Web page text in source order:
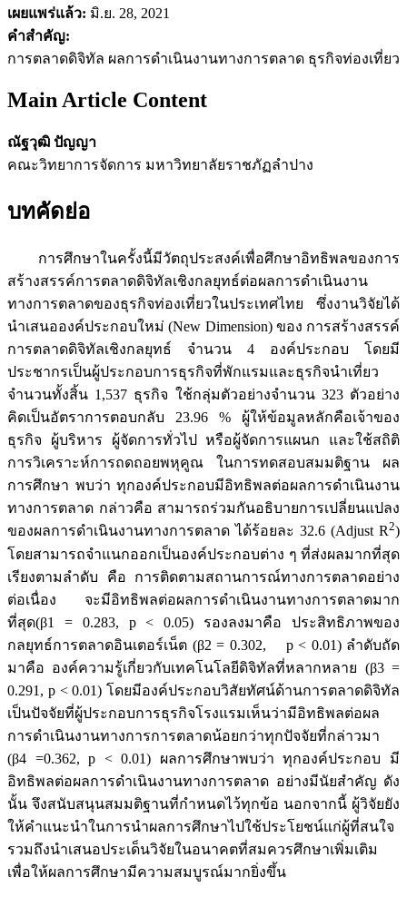
เผยแพร่แล้ว: มิ.ย. 28, 2021
คำสำคัญ:
การตลาดดิจิทัล ผลการดำเนินงานทางการตลาด ธุรกิจท่องเที่ยว
Main Article Content
ณัฐวุฒิ ปัญญา
คณะวิทยาการจัดการ มหาวิทยาลัยราชภัฏลำปาง
บทคัดย่อ
การศึกษาในครั้งนี้มีวัตถุประสงค์เพื่อศึกษาอิทธิพลของการ
สร้างสรรค์การตลาดดิจิทัลเชิงกลยุทธ์ต่อผลการดำเนินงาน
ทางการตลาดของธุรกิจท่องเที่ยวในประเทศไทย ซึ่งงานวิจัยได้
นำเสนอองค์ประกอบใหม่ (New Dimension) ของ การสร้างสรรค์
การตลาดดิจิทัลเชิงกลยุทธ์ จำนวน 4 องค์ประกอบ โดยมี
ประชากรเป็นผู้ประกอบการธุรกิจที่พักแรมและธุรกิจนำเที่ยว
จำนวนทั้งสิ้น 1,537 ธุรกิจ ใช้กลุ่มตัวอย่างจำนวน 323 ตัวอย่าง
คิดเป็นอัตราการตอบกลับ 23.96 % ผู้ให้ข้อมูลหลักคือเจ้าของ
ธุรกิจ ผู้บริหาร ผู้จัดการทั่วไป หรือผู้จัดการแผนก และใช้สถิติ
การวิเคราะห์การถดถอยพหุคูณ ในการทดสอบสมมติฐาน ผล
การศึกษา พบว่า ทุกองค์ประกอบมีอิทธิพลต่อผลการดำเนินงาน
ทางการตลาด กล่าวคือ สามารถร่วมกันอธิบายการเปลี่ยนแปลง
ของผลการดำเนินงานทางการตลาด ได้ร้อยละ 32.6 (Adjust R2)
โดยสามารถจำแนกออกเป็นองค์ประกอบต่าง ๆ ที่ส่งผลมากที่สุด
เรียงตามลำดับ คือ การติดตามสถานการณ์ทางการตลาดอย่าง
ต่อเนื่อง จะมีอิทธิพลต่อผลการดำเนินงานทางการตลาดมาก
ที่สุด(β1 = 0.283, p < 0.05) รองลงมาคือ ประสิทธิภาพของ
กลยุทธ์การตลาดอินเตอร์เน็ต (β2 = 0.302, p < 0.01) ลำดับถัด
มาคือ องค์ความรู้เกี่ยวกับเทคโนโลยีดิจิทัลที่หลากหลาย (β3 =
0.291, p < 0.01) โดยมีองค์ประกอบวิสัยทัศน์ด้านการตลาดดิจิทัล
เป็นปัจจัยที่ผู้ประกอบการธุรกิจโรงแรมเห็นว่ามีอิทธิพลต่อผล
การดำเนินงานทางการการตลาดน้อยกว่าทุกปัจจัยที่กล่าวมา
(β4 =0.362, p < 0.01) ผลการศึกษาพบว่า ทุกองค์ประกอบ มี
อิทธิพลต่อผลการดำเนินงานทางการตลาด อย่างมีนัยสำคัญ ดัง
นั้น จึงสนับสนุนสมมติฐานที่กำหนดไว้ทุกข้อ นอกจากนี้ ผู้วิจัยยัง
ให้คำแนะนำในการนำผลการศึกษาไปใช้ประโยชน์แก่ผู้ที่สนใจ
รวมถึงนำเสนอประเด็นวิจัยในอนาคตที่สมควรศึกษาเพิ่มเติม
เพื่อให้ผลการศึกษามีความสมบูรณ์มากยิ่งขึ้น